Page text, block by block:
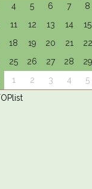
4 5 6 7
8
11 12 13 14
15
18 19 20 21
22
25 26 27 28
29
1 2 3 4 5